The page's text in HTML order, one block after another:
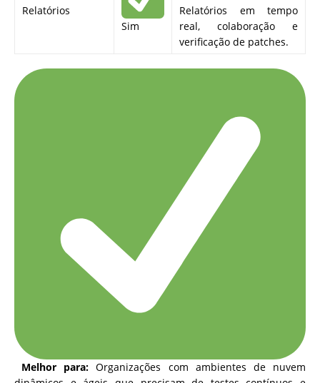
Relatórios
Sim
Relatórios em tempo
real, colaboração e
verificação de patches.
Melhor para:Organizações com ambientes de nuvem